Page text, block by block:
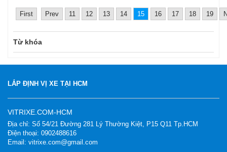
First Prev 11 12 13 14 15 16 17 18 19
Từ khóa
LẮP ĐỊNH VỊ XE TẠI HCM
VITRIXE.COM-HCM
Địa chỉ: Số 54/21 Đường 281 Lý Thường Kiệt, P15 Q11 Tp.HCM
Điện thoại: 0902488616
Email: vitrixe.com@gmail.com